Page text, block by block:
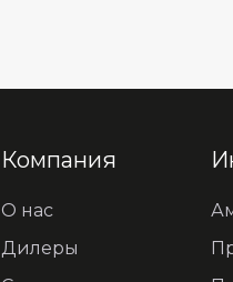
Компания
О нас
Дилеры